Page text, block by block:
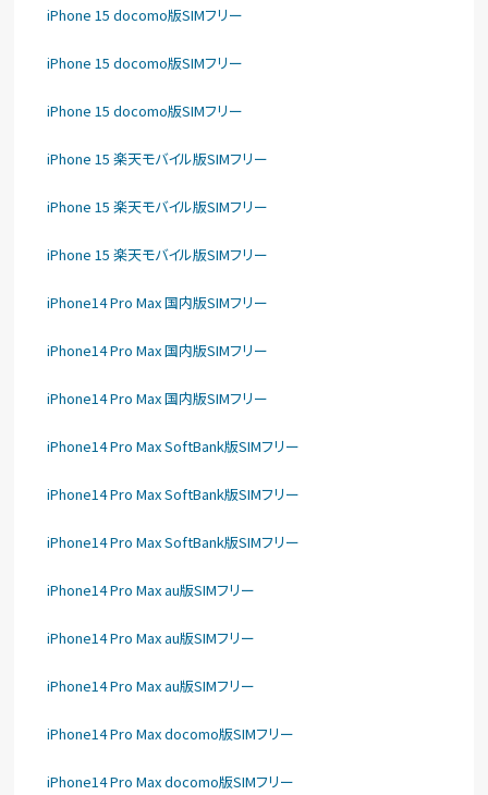
iPhone 15 docomo版SIMフリー
iPhone 15 docomo版SIMフリー
iPhone 15 docomo版SIMフリー
iPhone 15 楽天モバイル版SIMフリー
iPhone 15 楽天モバイル版SIMフリー
iPhone 15 楽天モバイル版SIMフリー
iPhone14 Pro Max 国内版SIMフリー
iPhone14 Pro Max 国内版SIMフリー
iPhone14 Pro Max 国内版SIMフリー
iPhone14 Pro Max SoftBank版SIMフリー
iPhone14 Pro Max SoftBank版SIMフリー
iPhone14 Pro Max SoftBank版SIMフリー
iPhone14 Pro Max au版SIMフリー
iPhone14 Pro Max au版SIMフリー
iPhone14 Pro Max au版SIMフリー
iPhone14 Pro Max docomo版SIMフリー
iPhone14 Pro Max docomo版SIMフリー